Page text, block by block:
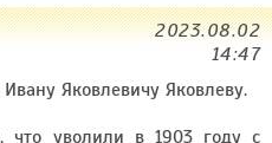
2023.08.02
14:47
Яковлевичу Яковлеву.
что уволили в 1903 году с